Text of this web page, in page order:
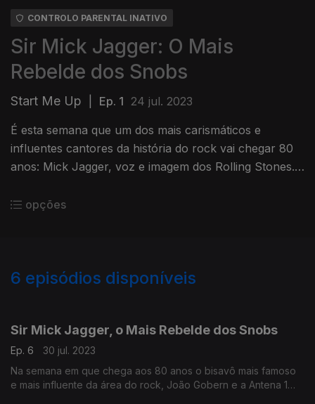
CONTROLO PARENTAL INATIVO
Sir Mick Jagger: O Mais
Rebelde dos Snobs
Start Me Up Ep. 1 24 jul. 2023
É esta semana que um dos mais carismáticos e
influentes cantores da história do rock vai chegar 80
anos: Mick Jagger, voz e imagem dos Rolling Stones.
eterna juventude?
opções
6 episódios disponíveis
Sir Mick Jagger, o Mais Rebelde dos Snobs
Ep. 6
30 jul. 2023
Na semana em que chega aos 80 anos o bisavô mais famoso
e mais influente da área do rock, João Gobern e a Antena 1